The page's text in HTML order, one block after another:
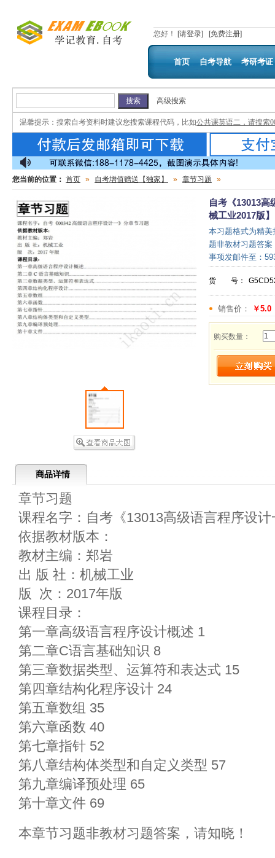
您好 ！ [请登录] [免费注册]
首页 自考导航 考研考证
高级搜索
温馨提示： 搜索自考资料时建议您搜索课程代码，比如公共课英语二，请搜索
您当前的位置： 首页 » 自考增值赠送【独家】 » 章节习题 »
自考《13013高
械工业2017版】
本习题格式为精
题非教材习题答
事项发邮件至：
货 号：
销售价： ￥5.0
购买数量：
商品详情
章节习题
课程名字：自考《13013高级语言程序设
依据教材版本：
教材主编：郑岩
出 版 社：机械工业
版 次：2017年版
课程目录：
第一章高级语言程序设计概述 1
第二章C语言基础知识 8
第三章数据类型、运算符和表达式 15
第四章结构化程序设计 24
第五章数组 35
第六章函数 40
第七章指针 52
第八章结构体类型和自定义类型 57
第九章编译预处理 65
第十章文件 69
本章节习题非教材习题答案，请知晓！